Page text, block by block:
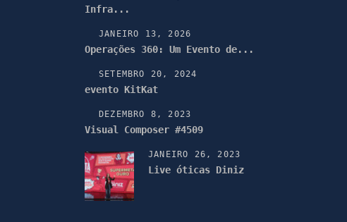
Infra...
JANEIRO 13, 2026
Operações 360: Um Evento de...
SETEMBRO 20, 2024
evento KitKat
DEZEMBRO 8, 2023
Visual Composer #4509
JANEIRO 26, 2023
Live óticas Diniz